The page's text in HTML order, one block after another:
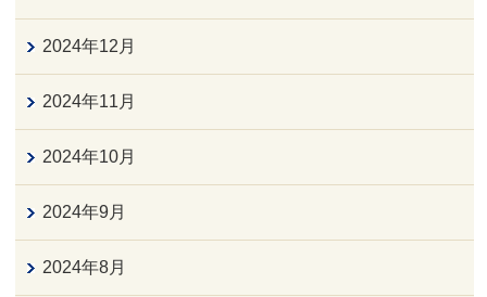
2024年12月
2024年11月
2024年10月
2024年9月
2024年8月